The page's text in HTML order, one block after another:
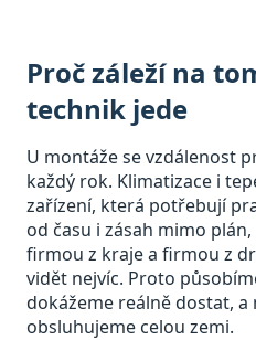
Proč záleží na
technik jede
U montáže se vzdálenost
každý rok. Klimatizace i
zařízení, která potřebují
od času i zásah mimo
firmou z kraje a firmou z
vidět nejvíc. Proto
dokážeme reálně dostat, a
obsluhujeme celou zemi.